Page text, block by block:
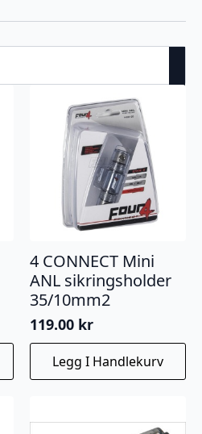
4 CONNECT Mini
ANL sikringsholder
35/10mm2
119.00 kr
Legg I Handlekurv